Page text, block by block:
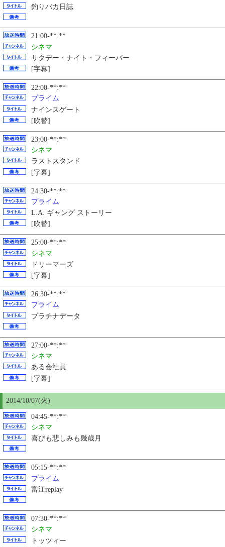
釣りバカ日誌
21:00-**:**
シネマ
サタデー・ナイト・フィーバー
[字幕]
22:00-**:**
プライム
ナインスゲート
[吹替]
23:00-**:**
シネマ
ラストスタンド
[字幕]
24:30-**:**
プライム
L.A. ギャング ストーリー
[吹替]
25:00-**:**
シネマ
ドリーマーズ
[字幕]
26:30-**:**
プライム
プラチナデータ
27:00-**:**
シネマ
ある会社員
[字幕]
2014/10/07(火)
04:45-**:**
シネマ
喜びも悲しみも幾歳月
05:15-**:**
プライム
富江replay
07:30-**:**
シネマ
トッツィー